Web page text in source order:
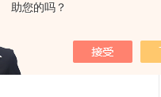
助您的吗？
产品展示 > 超声波试块 >